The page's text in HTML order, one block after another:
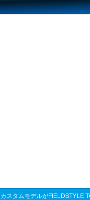
スタムモデルがFIELDSTYLE